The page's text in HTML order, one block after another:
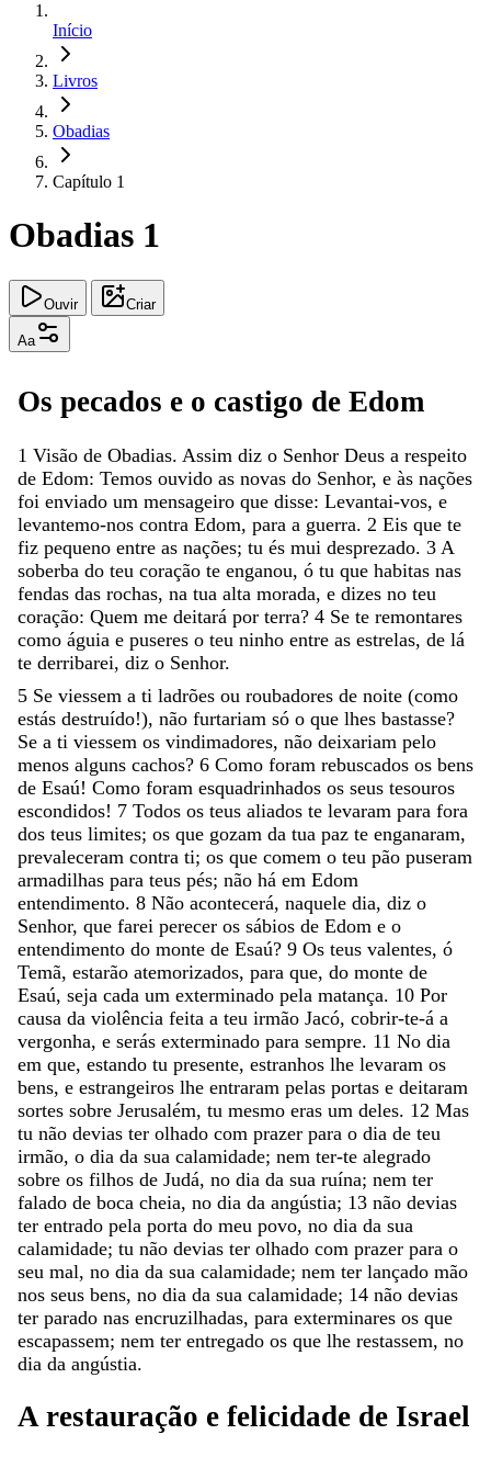
Início
Livros
Obadias
Capítulo 1
Obadias 1
Ouvir Criar
Aa
Os pecados e o castigo de Edom
1 Visão de Obadias. Assim diz o Senhor Deus a respeito
de Edom: Temos ouvido as novas do Senhor, e às nações
foi enviado um mensageiro que disse: Levantai-vos, e
levantemo-nos contra Edom, para a guerra. 2 Eis que te
fiz pequeno entre as nações; tu és mui desprezado. 3 A
soberba do teu coração te enganou, ó tu que habitas nas
fendas das rochas, na tua alta morada, e dizes no teu
coração: Quem me deitará por terra? 4 Se te remontares
como águia e puseres o teu ninho entre as estrelas, de lá
te derribarei, diz o Senhor.
5 Se viessem a ti ladrões ou roubadores de noite (como
estás destruído!), não furtariam só o que lhes bastasse?
Se a ti viessem os vindimadores, não deixariam pelo
menos alguns cachos? 6 Como foram rebuscados os bens
de Esaú! Como foram esquadrinhados os seus tesouros
escondidos! 7 Todos os teus aliados te levaram para fora
dos teus limites; os que gozam da tua paz te enganaram,
prevaleceram contra ti; os que comem o teu pão puseram
armadilhas para teus pés; não há em Edom
entendimento. 8 Não acontecerá, naquele dia, diz o
Senhor, que farei perecer os sábios de Edom e o
entendimento do monte de Esaú? 9 Os teus valentes, ó
Temã, estarão atemorizados, para que, do monte de
Esaú, seja cada um exterminado pela matança. 10 Por
causa da violência feita a teu irmão Jacó, cobrir-te-á a
vergonha, e serás exterminado para sempre. 11 No dia
em que, estando tu presente, estranhos lhe levaram os
bens, e estrangeiros lhe entraram pelas portas e deitaram
sortes sobre Jerusalém, tu mesmo eras um deles. 12 Mas
tu não devias ter olhado com prazer para o dia de teu
irmão, o dia da sua calamidade; nem ter-te alegrado
sobre os filhos de Judá, no dia da sua ruína; nem ter
falado de boca cheia, no dia da angústia; 13 não devias
ter entrado pela porta do meu povo, no dia da sua
calamidade; tu não devias ter olhado com prazer para o
seu mal, no dia da sua calamidade; nem ter lançado mão
nos seus bens, no dia da sua calamidade; 14 não devias
ter parado nas encruzilhadas, para exterminares os que
escapassem; nem ter entregado os que lhe restassem, no
dia da angústia.
A restauração e felicidade de Israel